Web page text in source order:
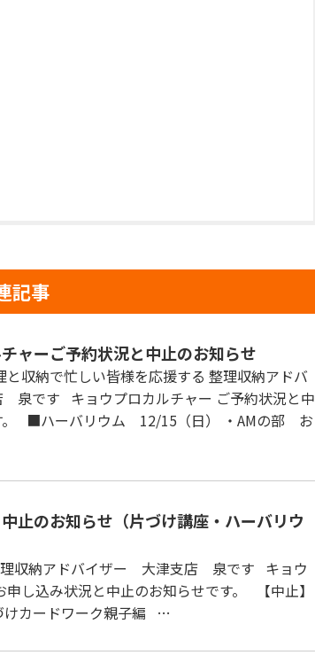
記事
ャーご予約状況と中止のお知らせ
と収納で忙しい皆様を応援する 整理収納アドバ
です キョウプロカルチャー ご予約状況と中
。 ■ハーバリウム 12/15（日） ・AMの部 お
止のお知らせ（片づけ講座・ハーバリウ
収納アドバイザー 大津支店 泉です キョウ
申し込み状況と中止のお知らせです。 【中止】
カードワーク親子編 …